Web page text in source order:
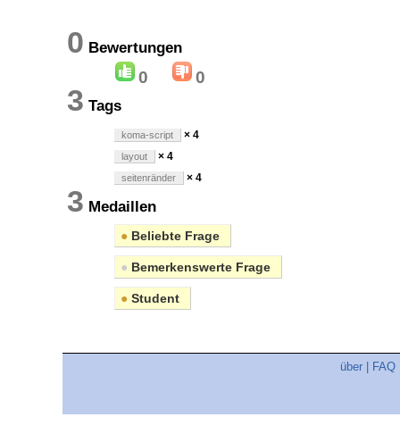
0 Bewertungen
0 0
3 Tags
koma-script × 4
layout × 4
seitenränder × 4
3 Medaillen
● Beliebte Frage
● Bemerkenswerte Frage
● Student
über FAQ